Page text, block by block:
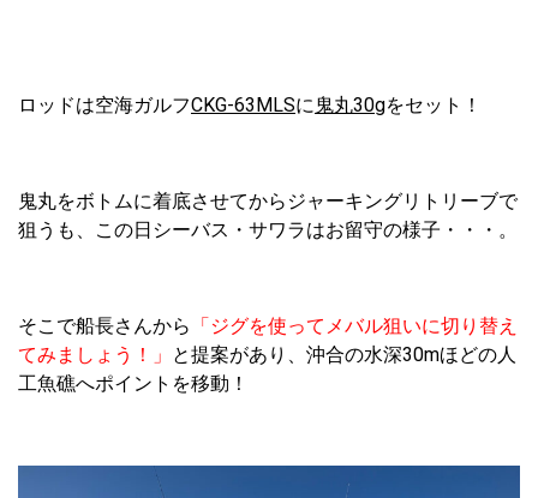
ロッドは空海ガルフCKG-63MLSに鬼丸30gをセット！
鬼丸をボトムに着底させてからジャーキングリトリーブで
狙うも、この日シーバス・サワラはお留守の様子・・・。
そこで船長さんから 「ジグを使ってメバル狙いに切り替え
てみましょう！」 と提案があり、沖合の水深30mほどの人
工魚礁へポイントを移動！